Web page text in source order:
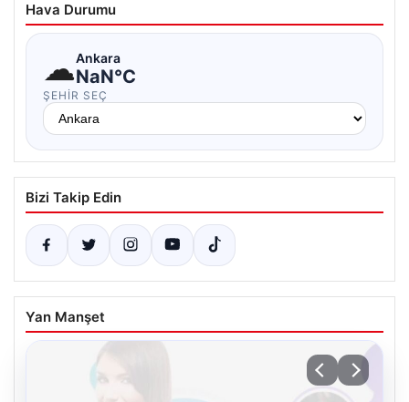
Hava Durumu
☁Ankara
NaN°C
ŞEHIR SEÇ
Bizi Takip Edin
Yan Manşet